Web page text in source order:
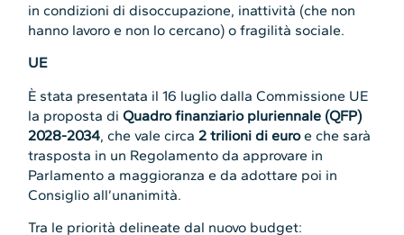
in condizioni di disoccupazione, inattività (che non
hanno lavoro e non lo cercano) o fragilità sociale.
UE
È stata presentata il 16 luglio dalla Commissione UE
la proposta diQuadro finanziario pluriennale (QFP)
2028-2034, che vale circa2 trilioni di euroe che sarà
trasposta in un Regolamento da approvare in
Parlamento a maggioranza e da adottare poi in
Consiglio all’unanimità.
Tra le priorità delineate dal nuovo budget: